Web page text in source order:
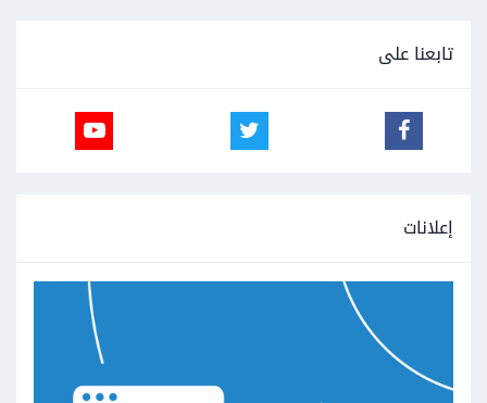
تابعنا على
إعلانات